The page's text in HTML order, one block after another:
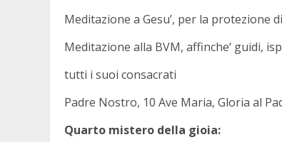
Meditazione a Gesu’, per la protezione
Meditazione alla BVM, affinche’ guidi,
tutti i suoi consacrati
Padre Nostro, 10 Ave Maria, Gloria al
Quarto mistero della gioia: